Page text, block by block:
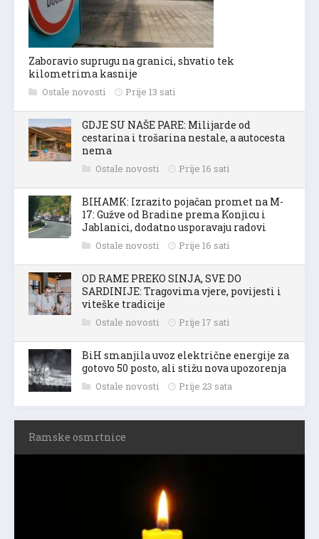
Zaboravio suprugu na granici, shvatio tek
kilometrima kasnije
Ostale novosti Prije 13 sati
GDJE SU NAŠE PARE: Milijarde od
cestarina i trošarina nestale, a autocesta
nema
Ostale novosti Prije 16 sati
BIHAMK: Izrazito pojačan promet na M-
17: Gužve od Bradine prema Konjicu i
Jablanici, dodatno usporavaju radovi
Ostale novosti Prije 16 sati
OD RAME PREKO SINJA, SVE DO
SARDINIJE: Tragovima vjere, povijesti i
viteške tradicije
Ostale novosti Prije 17 sati
BiH smanjila uvoz električne energije za
gotovo 50 posto, ali stižu nova upozorenja
Ostale novosti Prije 23 sata
Ramske osmrtnice